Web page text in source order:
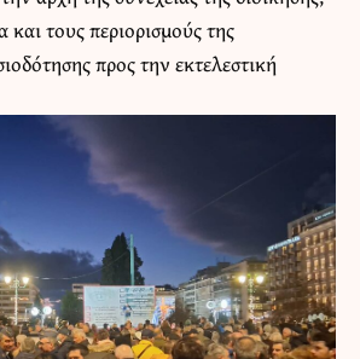
τους περιορισμούς της
προς την εκτελεστική